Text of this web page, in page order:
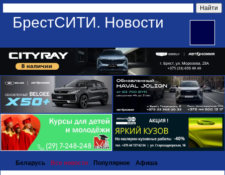
БрестСИТИ. Новости
Беларусь Все новости Популярное Афиша